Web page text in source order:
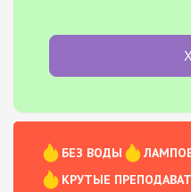
БЕЗ ВОДЫ
КРУТЫЕ